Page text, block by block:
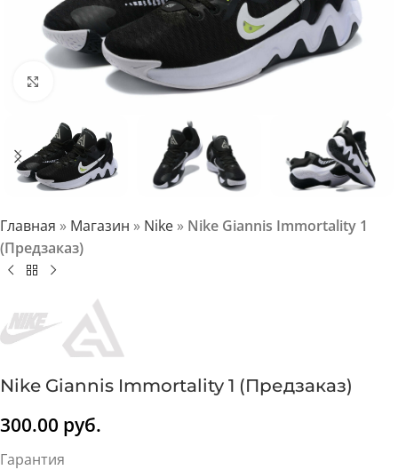
Нажмите, чтобы увеличить
Главная » Магазин » Nike » Nike Giannis Immortality 1
(Предзаказ)
Nike Giannis Immortality 1 (Предзаказ)
300.00 руб.
Гарантия